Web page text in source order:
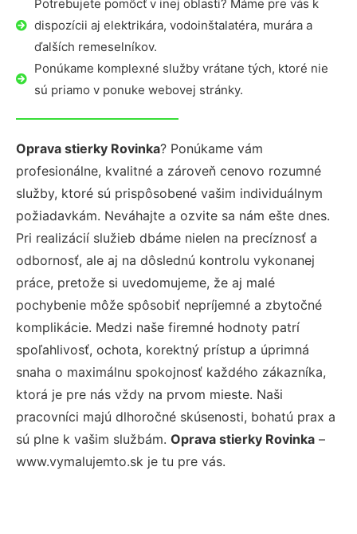
Potrebujete pomôcť v inej oblasti? Máme pre vás k
dispozícii aj elektrikára, vodoinštalatéra, murára a
ďalších remeselníkov.
Ponúkame komplexné služby vrátane tých, ktoré nie
sú priamo v ponuke webovej stránky.
Oprava stierky Rovinka? Ponúkame vám
profesionálne, kvalitné a zároveň cenovo rozumné
služby, ktoré sú prispôsobené vašim individuálnym
požiadavkám. Neváhajte a ozvite sa nám ešte dnes.
Pri realizácií služieb dbáme nielen na precíznosť a
odbornosť, ale aj na dôslednú kontrolu vykonanej
práce, pretože si uvedomujeme, že aj malé
pochybenie môže spôsobiť nepríjemné a zbytočné
komplikácie. Medzi naše firemné hodnoty patrí
spoľahlivosť, ochota, korektný prístup a úprimná
snaha o maximálnu spokojnosť každého zákazníka,
ktorá je pre nás vždy na prvom mieste. Naši
pracovníci majú dlhoročné skúsenosti, bohatú prax a
sú plne k vašim službám. Oprava stierky Rovinka –
www.vymalujemto.sk je tu pre vás.